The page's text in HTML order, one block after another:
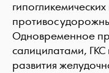
Одновременное
салицилатами,
развития